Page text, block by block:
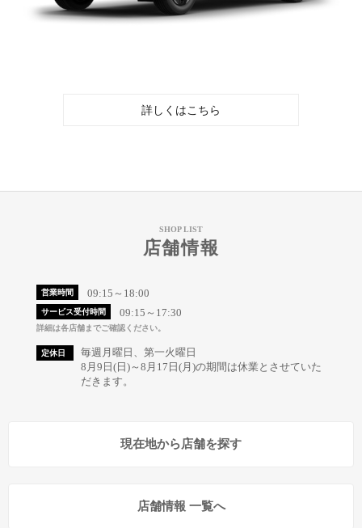
詳しくはこちら
SHOP LIST
店舗情報
営業時間 09:15～18:00
サービス受付時間 09:15～17:30
詳細は各店舗までご確認ください。
定休日
毎週月曜日、第一火曜日
8月9日(日)～8月17日(月)の期間は休業とさせていた
だきます。
現在地から店舗を探す
店舗情報 一覧へ